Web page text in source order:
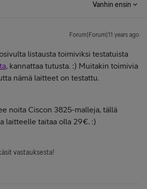
Vanhin ensin
Forum|Forum|11 years ago
listausta toimiviksi testatuista
, kannattaa tutusta. :) Muitakin toimivia
nämä laitteet on testattu.
noita Ciscon 3825-malleja, tällä
laitteelle taitaa olla 29€. :)
vastauksesta!